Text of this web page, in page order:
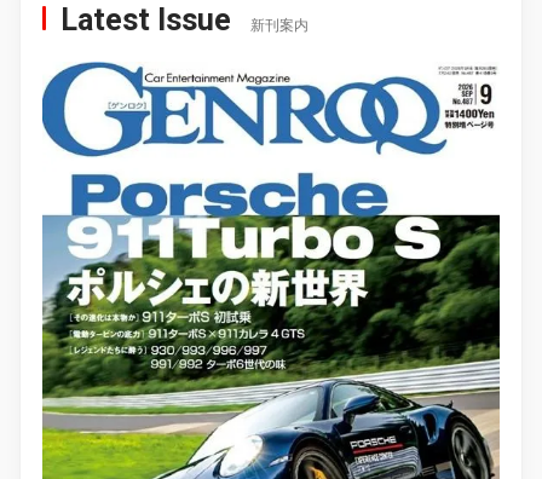
Latest Issue 新刊案内